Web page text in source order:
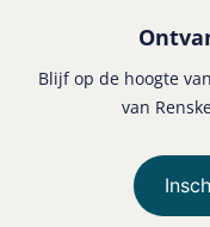
Blijf op de hoogte
van